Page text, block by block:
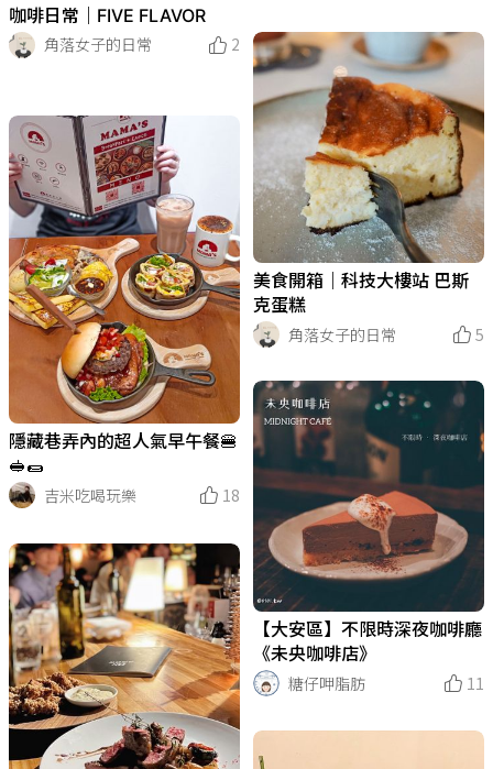
咖啡日常｜FIVE FLAVOR
角落女子的日常
2
美食開箱｜科技大樓站 巴斯
克蛋糕
角落女子的日常
5
隱藏巷弄內的超人氣早午餐🍔
🥪🌯
吉米吃喝玩樂
18
【大安區】不限時深夜咖啡廳
《未央咖啡店》
糖仔呷脂肪
11